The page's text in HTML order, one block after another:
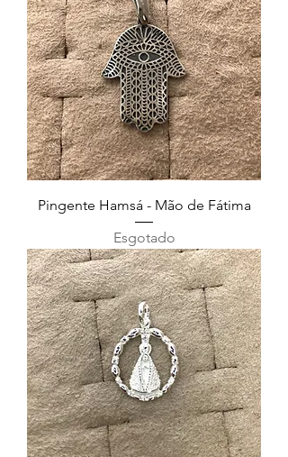
Pingente Hamsá - Mão de Fátima
Esgotado